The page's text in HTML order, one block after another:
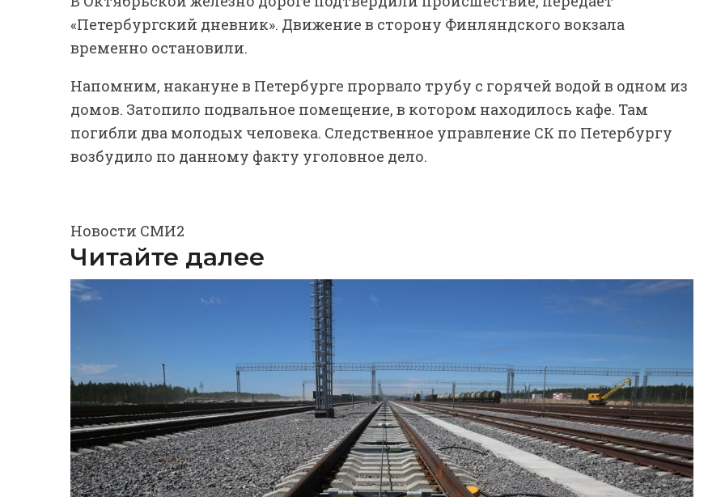
«Петербургский дневник». Движение в сторону Финляндского вокзала
временно остановили.
Напомним, накануне в Петербурге прорвало трубу с горячей водой в одном из
домов. Затопило подвальное помещение, в котором находилось кафе. Там
погибли два молодых человека. Следственное управление СК по Петербургу
возбудило по данному факту уголовное дело.
Новости СМИ2
Читайте далее